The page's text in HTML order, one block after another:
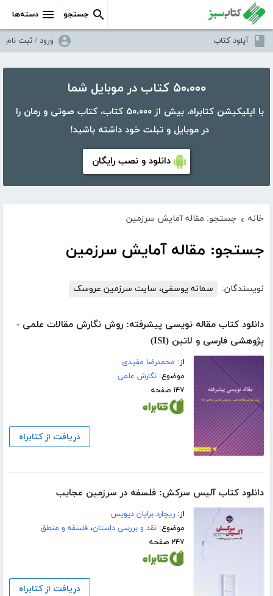
دسته‌ها جستجو
آپلود کتاب ورود / ثبت نام
۵۰،۰۰۰ کتاب در موبایل شما
با اپلیکیشن کتابراه، بیش از ۵۰،۰۰۰ کتاب، کتاب صوتی و رمان را
در موبایل و تبلت خود داشته باشید!
دانلود و نصب رایگان
خانه › جستجو: مقاله آمایش سرزمین
جستجو: مقاله آمایش سرزمین
نویسندگان: سمانه یوسفی، سایت سرزمین عروسک
دانلود کتاب مقاله نویسی پیشرفته: روش نگارش مقالات علمی -
پژوهشی فارسی و لاتین (ISI)
از: محمدرضا مفیدی
موضوع:نگارش علمی
۱۴۷ صفحه
دریافت از کتابراه
دانلود کتاب آلیس سرکش: فلسفه در سرزمین عجایب
از:ریچارد برایان دیویس
موضوع:نقد و بررسی داستان،فلسفه و منطق
۲۴۷ صفحه
دریافت از کتابراه